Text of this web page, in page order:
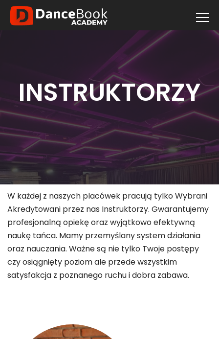
INSTRUKTORZY
W każdej z naszych placówek pracują tylko Wybrani
Akredytowani przez nas Instruktorzy. Gwarantujemy
profesjonalną opiekę oraz wyjątkowo efektywną
naukę tańca. Mamy przemyślany system działania
oraz nauczania. Ważne są nie tylko Twoje postępy
czy osiągnięty poziom ale przede wszystkim
satysfakcja z poznanego ruchu i dobra zabawa.